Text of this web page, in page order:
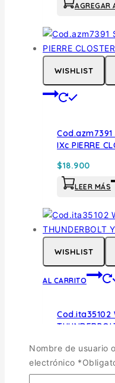
AGREGAR
WISHLIST
Cod.azm7391
IXc PIERRE
$18.900
LEER MÁS
WISHLIST
AL CARRITO
Cod.ita35102
$ 22.900
AGREGAR
Nombre de usuario
electrónico *